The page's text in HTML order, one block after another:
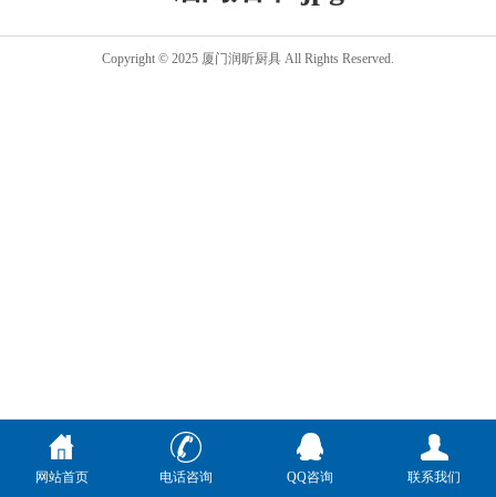
Copyright © 2025 厦门润昕厨具 All Rights Reserved.
网站首页 电话咨询 QQ咨询 联系我们